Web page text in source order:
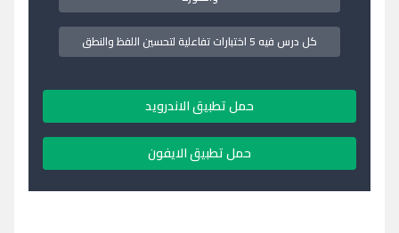
كل درس فيه 5 اختبارات تفاعلية لتحسين اللفظ والنطق
حمل تطبيق الاندرويد
حمل تطبيق الايفون